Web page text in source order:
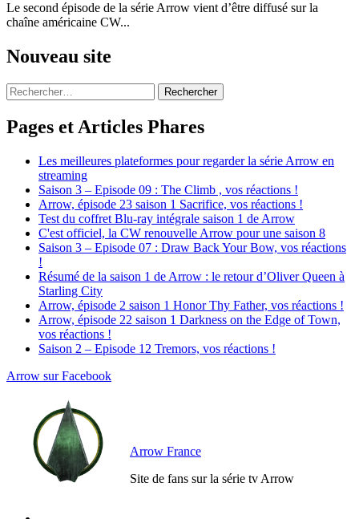
Le second épisode de la série Arrow vient d’être diffusé sur la
chaîne américaine CW...
Nouveau site
Rechercher :
Pages et Articles Phares
Les meilleures plateformes pour regarder la série Arrow en
streaming
Saison 3 – Episode 09 : The Climb , vos réactions !
Arrow, épisode 23 saison 1 Sacrifice, vos réactions !
Test du coffret Blu-ray intégrale saison 1 de Arrow
C'est officiel, la CW renouvelle Arrow pour une saison 8
Saison 3 – Episode 07 : Draw Back Your Bow, vos réactions
!
Résumé de la saison 1 de Arrow : le retour d’Oliver Queen à
Starling City
Arrow, épisode 2 saison 1 Honor Thy Father, vos réactions !
Arrow, épisode 22 saison 1 Darkness on the Edge of Town,
vos réactions !
Saison 2 – Episode 12 Tremors, vos réactions !
Arrow sur Facebook
Arrow France
Site de fans sur la série tv Arrow